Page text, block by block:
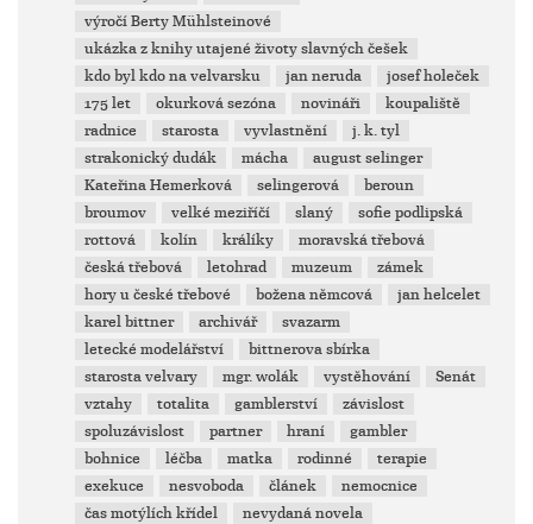
výročí Berty Mühlsteinové
ukázka z knihy utajené životy slavných češek
kdo byl kdo na velvarsku
jan neruda
josef holeček
175 let
okurková sezóna novináři
koupaliště
radnice
starosta vyvlastnění
j. k. tyl
strakonický dudák
mácha
august selinger
Kateřina Hemerková
selingerová
beroun
broumov
velké meziříčí slaný
sofie podlipská
rottová
kolín králíky
moravská třebová
česká třebová
letohrad muzeum
zámek
hory u české třebové
božena němcová
jan helcelet
karel bittner
archivář
svazarm
letecké modelářství
bittnerova sbírka
starosta velvary
mgr. wolák vystěhování
Senát
vztahy
totalita gamblerství
závislost
spoluzávislost
partner hraní
gambler
bohnice
léčba matka rodinné
terapie
exekuce
nesvoboda článek
nemocnice
čas motýlích křídel
nevydaná novela